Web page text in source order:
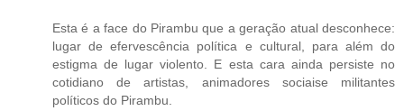
Esta é a face do Pirambu que a geração atual desconhece:
lugar de efervescência política e cultural, para além do
estigma de lugar violento. E esta cara ainda persiste no
cotidiano de artistas, animadores sociaise militantes
políticos do Pirambu.